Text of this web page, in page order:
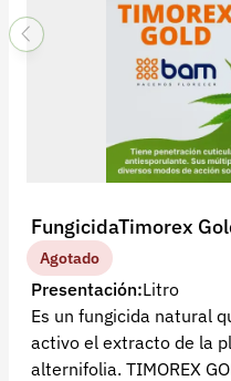
FungicidaTimorex
Agotado
Presentación:Litro
Es un fungicida natural
activo el extracto de la
alternifolia. TIMOREX
Registrarse
Recuperar contraseña
contacto@croper.com
© 2026 Croper.com Todos los
Versión 5.45.0
Síguenos